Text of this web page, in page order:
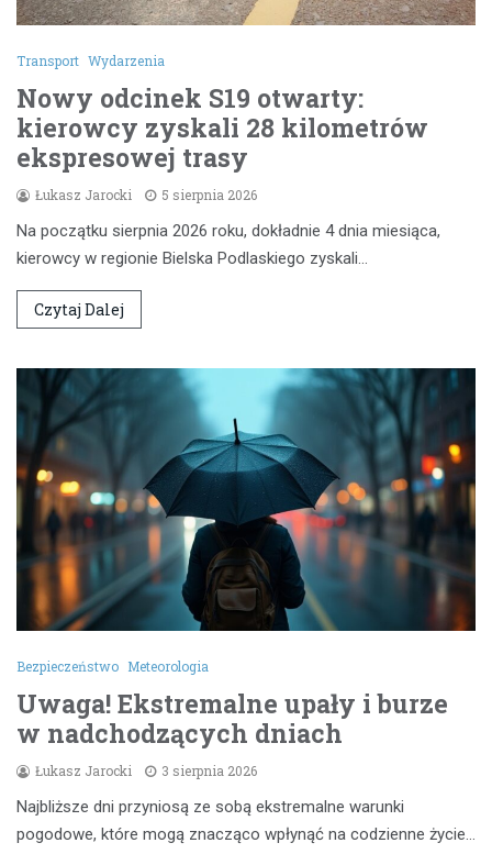
Transport Wydarzenia
Nowy odcinek S19 otwarty:
kierowcy zyskali 28 kilometrów
ekspresowej trasy
Łukasz Jarocki 5 sierpnia 2026
Na początku sierpnia 2026 roku, dokładnie 4 dnia miesiąca,
kierowcy w regionie Bielska Podlaskiego zyskali…
Czytaj Dalej
Bezpieczeństwo Meteorologia
Uwaga! Ekstremalne upały i burze
w nadchodzących dniach
Łukasz Jarocki 3 sierpnia 2026
Najbliższe dni przyniosą ze sobą ekstremalne warunki
pogodowe, które mogą znacząco wpłynąć na codzienne życie…